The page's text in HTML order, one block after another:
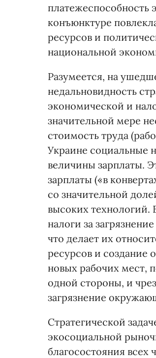
платежеспособность
конъюнктуре
ресурсов и
национальной
Разумеется, на
недальновидность
экономической и
значительной мере
стоимость труда
Украине социальные
величины зарплаты.
зарплаты («в
со значительной
высоких технологий.
налоги за
что делает их
ресурсов и создание
новых рабочих мест,
одной стороны, и
загрязнение
Стратегической
экосоциальной
благосостояния